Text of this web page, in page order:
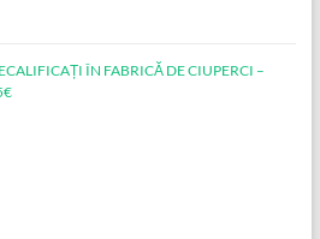
ÎN FABRICĂ DE CIUPERCI –